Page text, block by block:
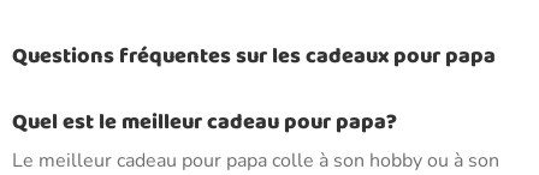
Questions fréquentes sur les cadeaux pour papa
Quel est le meilleur cadeau pour papa?
Le meilleur cadeau pour papa colle à son hobby ou à son